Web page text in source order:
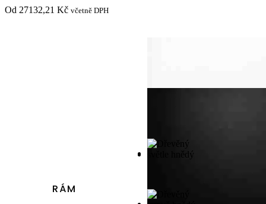
Od 27132,21 Kč včetně DPH
RÁM